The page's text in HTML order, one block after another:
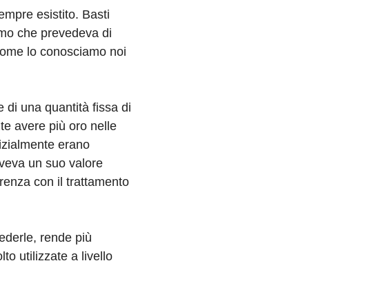
esistito. Basti
che prevedeva di
lo conosciamo noi
di una quantità fissa di
avere più oro nelle
erano
un suo valore
con il trattamento
rende più
utilizzate a livello